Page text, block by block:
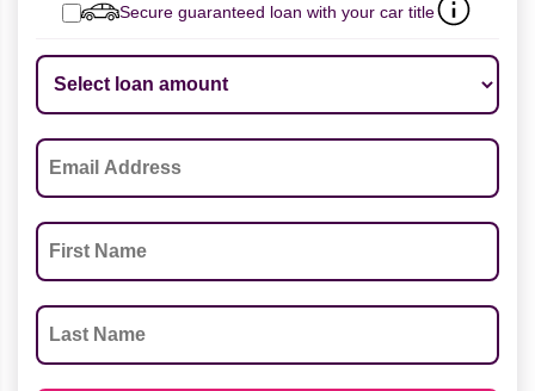
Secure guaranteed loan with your car title